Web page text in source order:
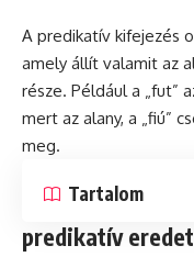
A predikatív kifejezés
amely állít valamit az
része. Például a „fut”
mert az alany, a „fiú”
meg.
Tartalom
predikatív